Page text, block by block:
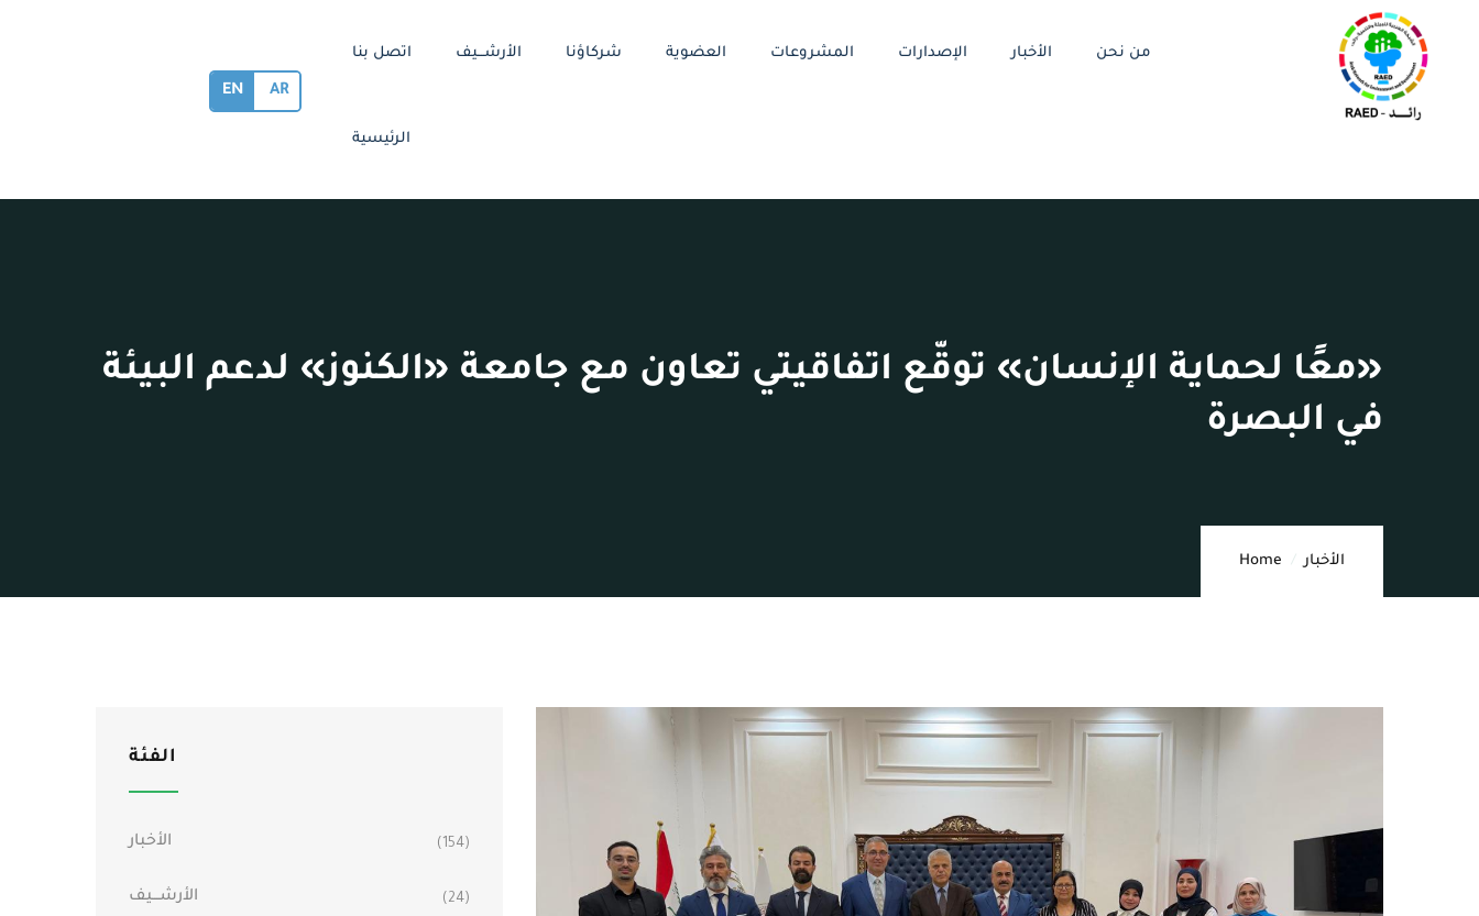
اتصل بنا الأرشـــيف شركاؤنا العضوية المشروعات الإصدارات الأخبار من نحن
الرئيسية
EN AR
«معًا لحماية الإنسان» توقّع اتفاقيتي تعاون مع جامعة «الكنوز» لدعم البيئة
في البصرة
Home الأخبار
الفئة
الأخبار (154)
الأرشـــيف (24)